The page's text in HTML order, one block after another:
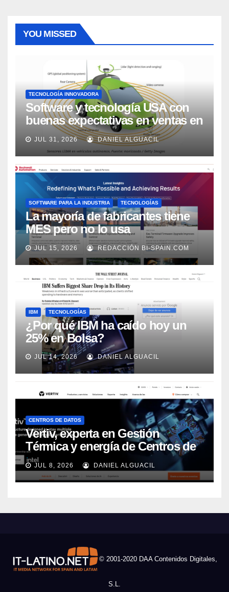
YOU MISSED
TECNOLOGÍA INNOVADORA
Software y tecnología USA con
buenas expectativas en ventas en
los próximos 2 años, según
Market Watch
JUL 31, 2026 DANIEL ALGUACIL
SOFTWARE PARA LA INDUSTRIA TECNOLOGÍAS
La mayoría de fabricantes tiene
MES pero no lo usa
adecuadamente, según Rockwell
Automation
JUL 15, 2026 REDACCIÓN BI-SPAIN.COM
IBM TECNOLOGÍAS
¿Por qué IBM ha caído hoy un
25% en Bolsa?
JUL 14, 2026 DANIEL ALGUACIL
CENTROS DE DATOS
Vertiv, experta en Gestión
Térmica y energía de Centros de
Datos, sigue su crecimiento
imparable
JUL 8, 2026 DANIEL ALGUACIL
© 2001-2020 DAA Contenidos Digitales,
S.L.